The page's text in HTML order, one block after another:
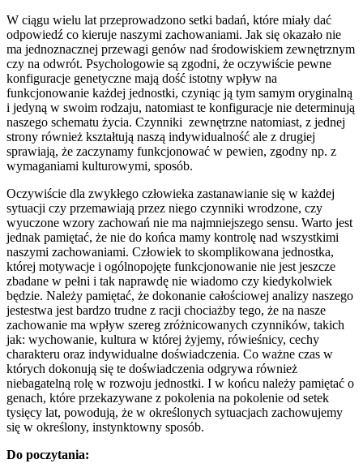
W ciągu wielu lat przeprowadzono setki badań, które miały dać
odpowiedź co kieruje naszymi zachowaniami. Jak się okazało nie
ma jednoznacznej przewagi genów nad środowiskiem zewnętrznym
czy na odwrót. Psychologowie są zgodni, że oczywiście pewne
konfiguracje genetyczne mają dość istotny wpływ na
funkcjonowanie każdej jednostki, czyniąc ją tym samym oryginalną
i jedyną w swoim rodzaju, natomiast te konfiguracje nie determinują
naszego schematu życia. Czynniki zewnętrzne natomiast, z jednej
strony również kształtują naszą indywidualność ale z drugiej
sprawiają, że zaczynamy funkcjonować w pewien, zgodny np. z
wymaganiami kulturowymi, sposób.
Oczywiście dla zwykłego człowieka zastanawianie się w każdej
sytuacji czy przemawiają przez niego czynniki wrodzone, czy
wyuczone wzory zachowań nie ma najmniejszego sensu. Warto jest
jednak pamiętać, że nie do końca mamy kontrolę nad wszystkimi
naszymi zachowaniami. Człowiek to skomplikowana jednostka,
której motywacje i ogólnopojęte funkcjonowanie nie jest jeszcze
zbadane w pełni i tak naprawdę nie wiadomo czy kiedykolwiek
będzie. Należy pamiętać, że dokonanie całościowej analizy naszego
jestestwa jest bardzo trudne z racji chociażby tego, że na nasze
zachowanie ma wpływ szereg zróżnicowanych czynników, takich
jak: wychowanie, kultura w której żyjemy, rówieśnicy, cechy
charakteru oraz indywidualne doświadczenia. Co ważne czas w
których dokonują się te doświadczenia odgrywa również
niebagatelną rolę w rozwoju jednostki. I w końcu należy pamiętać o
genach, które przekazywane z pokolenia na pokolenie od setek
tysięcy lat, powodują, że w określonych sytuacjach zachowujemy
się w określony, instynktowny sposób.
Do poczytania: